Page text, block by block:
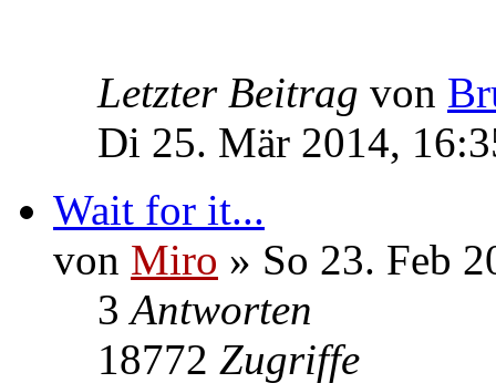
Letzter Beitrag von
Di 25. Mär 2014,
Wait for it...
von Miro » So 23. Feb
3Antworten
18772 Zugriffe